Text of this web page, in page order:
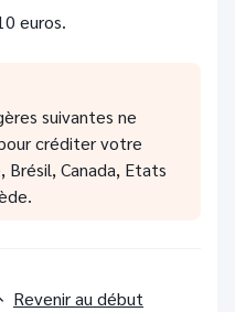
euros.
suivantes ne
créditer votre
Canada, Etats
Revenir au début